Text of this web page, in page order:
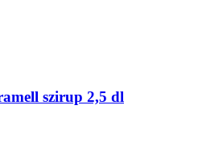
szirup 2,5 dl